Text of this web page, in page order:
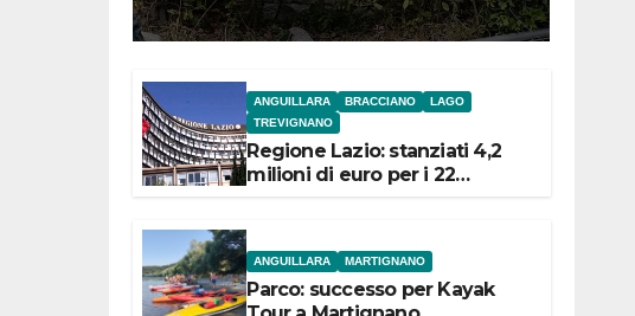
ANGUILLARA BRACCIANO
LAGO
TREVIGNANO
Regione Lazio: stanziati 4,2
milioni di euro per i 22
ANGUILLARA MARTIGNANO
Parco: successo per Kayak